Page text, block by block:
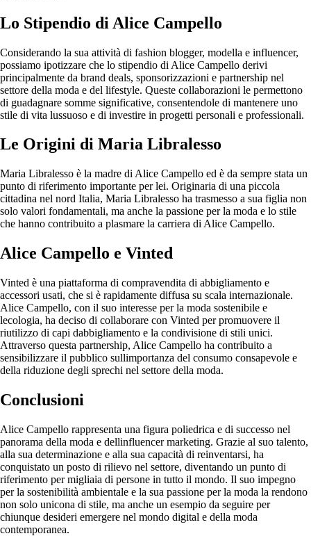
Lo Stipendio di Alice Campello
Considerando la sua attività di fashion blogger, modella e influencer,
possiamo ipotizzare che lo stipendio di Alice Campello derivi
principalmente da brand deals, sponsorizzazioni e partnership nel
settore della moda e del lifestyle. Queste collaborazioni le permettono
di guadagnare somme significative, consentendole di mantenere uno
stile di vita lussuoso e di investire in progetti personali e professionali.
Le Origini di Maria Libralesso
Maria Libralesso è la madre di Alice Campello ed è da sempre stata un
punto di riferimento importante per lei. Originaria di una piccola
cittadina nel nord Italia, Maria Libralesso ha trasmesso a sua figlia non
solo valori fondamentali, ma anche la passione per la moda e lo stile
che hanno contribuito a plasmare la carriera di Alice Campello.
Alice Campello e Vinted
Vinted è una piattaforma di compravendita di abbigliamento e
accessori usati, che si è rapidamente diffusa su scala internazionale.
Alice Campello, con il suo interesse per la moda sostenibile e
lecologia, ha deciso di collaborare con Vinted per promuovere il
riutilizzo di capi dabbigliamento e la condivisione di stili unici.
Attraverso questa partnership, Alice Campello ha contribuito a
sensibilizzare il pubblico sullimportanza del consumo consapevole e
della riduzione degli sprechi nel settore della moda.
Conclusioni
Alice Campello rappresenta una figura poliedrica e di successo nel
panorama della moda e dellinfluencer marketing. Grazie al suo talento,
alla sua determinazione e alla sua capacità di reinventarsi, ha
conquistato un posto di rilievo nel settore, diventando un punto di
riferimento per migliaia di persone in tutto il mondo. Il suo impegno
per la sostenibilità ambientale e la sua passione per la moda la rendono
non solo unicona di stile, ma anche un esempio da seguire per
chiunque desideri emergere nel mondo digital e della moda
contemporanea.